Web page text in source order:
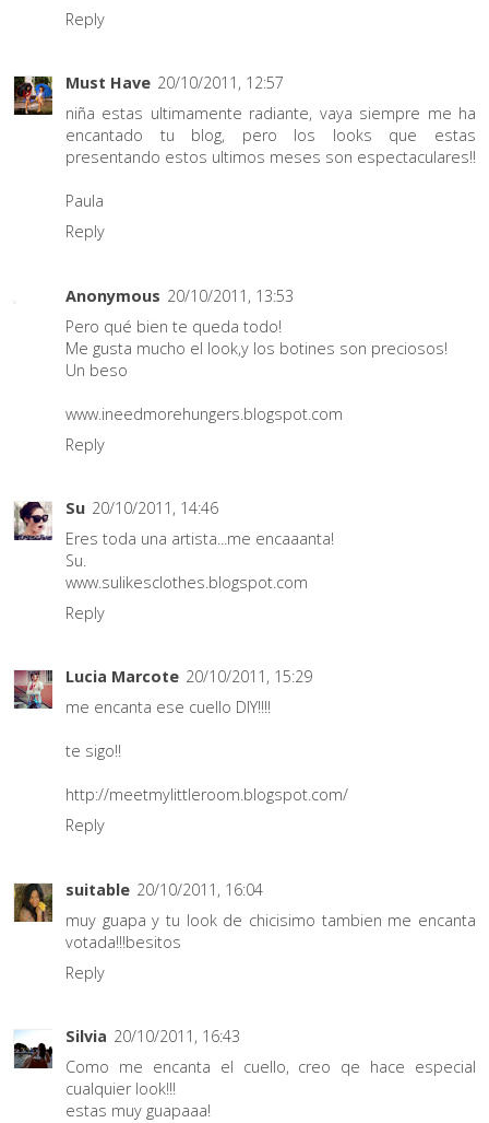
Reply
Must Have 20/10/2011, 12:57
niña estas ultimamente radiante, vaya siempre me ha
encantado tu blog, pero los looks que estas
presentando estos ultimos meses son espectaculares!!
Paula
Reply
Anonymous 20/10/2011, 13:53
Pero qué bien te queda todo!
Me gusta mucho el look,y los botines son preciosos!
Un beso
www.ineedmorehungers.blogspot.com
Reply
Su 20/10/2011, 14:46
Eres toda una artista...me encaaanta!
Su.
www.sulikesclothes.blogspot.com
Reply
Lucia Marcote 20/10/2011, 15:29
me encanta ese cuello DIY!!!!
te sigo!!
http://meetmylittleroom.blogspot.com/
Reply
suitable 20/10/2011, 16:04
muy guapa y tu look de chicisimo tambien me encanta
votada!!!besitos
Reply
Silvia 20/10/2011, 16:43
Como me encanta el cuello, creo qe hace especial
cualquier look!!!
estas muy guapaaa!